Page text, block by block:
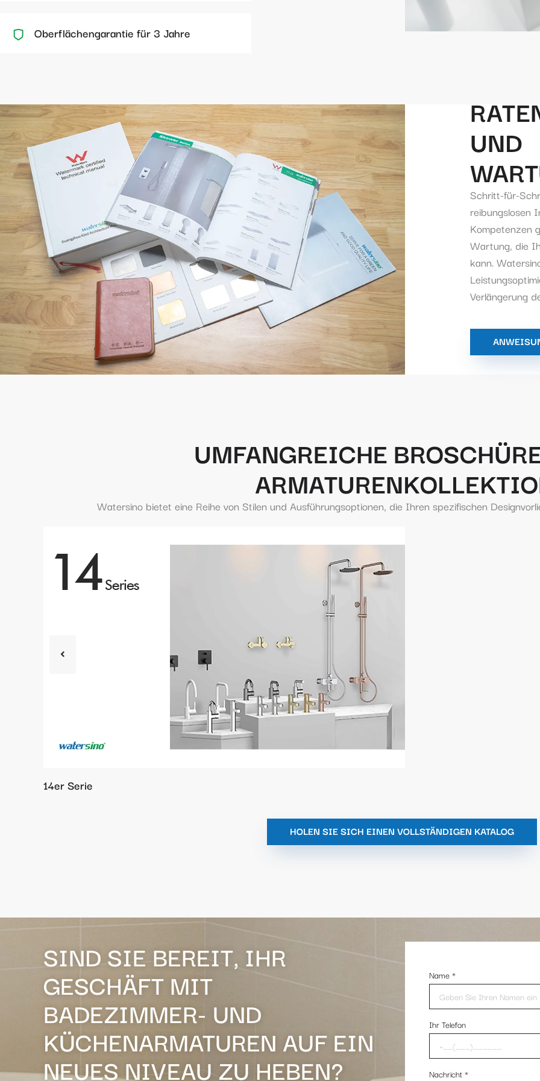
Oberflächengarantie für 3 Jahre
UND
Schritt-für-
reibungslosen
Kompetenzen
Wartung, die
kann.
Verlängerung
UMFANGREICHE
Watersino bietet eine Reihe von Stilen und Ausführungsoptionen, die Ihren spezifischen
14er Serie
HOLEN SIE SICH EINEN VOLLSTÄNDIGEN KATALOG
SIND SIE BEREIT, IHR
GESCHÄFT MIT
BADEZIMMER- UND
KÜCHENARMATUREN AUF EIN
NEUES NIVEAU ZU HEBEN?
Name*
Ihr Telefon
Nachricht*